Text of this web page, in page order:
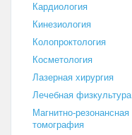
Кардиология
Кинезиология
Колопроктология
Косметология
Лазерная хирургия
Лечебная физкультура
Магнитно-резонансная
томография